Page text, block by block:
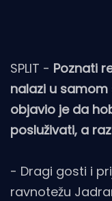
SPLIT - Poznati
nalazi u
objavio je da
posluživati, a
- Dragi gosti i
ravnotežu